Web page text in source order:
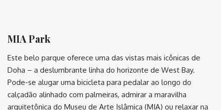
MIA Park
Este belo parque oferece uma das vistas mais icônicas de
Doha – a deslumbrante linha do horizonte de West Bay.
Pode-se alugar uma bicicleta para pedalar ao longo do
calçadão alinhado com palmeiras, admirar a maravilha
arquitetônica do Museu de Arte Islâmica (MIA) ou relaxar na